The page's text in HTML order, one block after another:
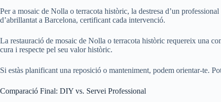
Per a mosaic de Nolla o terracota històric, la destresa d’un
d’abrillantat a Barcelona, certificant cada intervenció.
La restauració de mosaic de Nolla o terracota històric requereix una
cura i respecte pel seu valor històric.
Si estàs planificant una reposició o manteniment, podem orientar-te.
Comparació Final: DIY vs. Servei Professional